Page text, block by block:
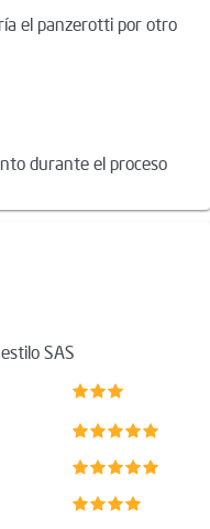
el panzerotti por otro
durante el proceso
SAS